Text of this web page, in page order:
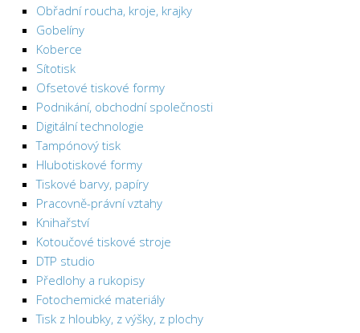
Obřadní roucha, kroje, krajky
Gobelíny
Koberce
Sítotisk
Ofsetové tiskové formy
Podnikání, obchodní společnosti
Digitální technologie
Tampónový tisk
Hlubotiskové formy
Tiskové barvy, papíry
Pracovně-právní vztahy
Knihařství
Kotoučové tiskové stroje
DTP studio
Předlohy a rukopisy
Fotochemické materiály
Tisk z hloubky, z výšky, z plochy